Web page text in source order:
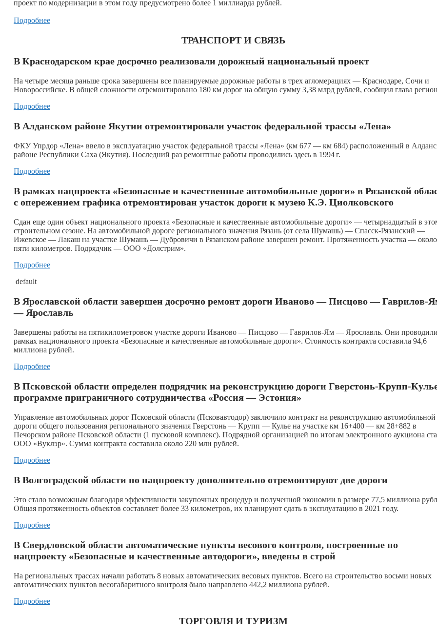
проект по модернизации в этом году предусмотрено более 1 миллиарда рублей.
Подробнее
ТРАНСПОРТ И СВЯЗЬ
В Краснодарском крае досрочно реализовали дорожный национальный проект
На четыре месяца раньше срока завершены все планируемые дорожные работы в трех агломерациях — Краснодаре, Сочи и
Новороссийске. В общей сложности отремонтировано 180 км дорог на общую сумму 3,38 млрд рублей, сообщил глава
Подробнее
В Алданском районе Якутии отремонтировали участок федеральной трассы «Лена»
ФКУ Упрдор «Лена» ввело в эксплуатацию участок федеральной трассы «Лена» (км 677 — км 684) расположенный в
районе Республики Саха (Якутия). Последний раз ремонтные работы проводились здесь в 1994 г.
Подробнее
В рамках нацпроекта «Безопасные и качественные автомобильные дороги» в Рязанской
с опережением графика отремонтирован участок дороги к музею К.Э. Циолковского
Сдан еще один объект национального проекта «Безопасные и качественные автомобильные дороги» — четырнадцатый в
строительном сезоне. На автомобильной дороге регионального значения Рязань (от села Шумашь) — Спасск-Рязанский —
Ижевское — Лакаш на участке Шумашь — Дубровичи в Рязанском районе завершен ремонт. Протяженность участка — около
пяти километров. Подрядчик — ООО «Долстрим».
Подробнее
default
В Ярославской области завершен досрочно ремонт дороги Иваново — Писцово — Гаврилов-
— Ярославль
​Завершены работы на пятикилометровом участке дороги Иваново — Писцово — Гаврилов-Ям — Ярославль. Они
рамках национального проекта «Безопасные и качественные автомобильные дороги». Стоимость контракта составила 94,6
миллиона рублей.
Подробнее
В Псковской области определен подрядчик на реконструкцию дороги Гверстонь-Крупп-
программе приграничного сотрудничества «Россия — Эстония»
Управление автомобильных дорог Псковской области (Псковавтодор) заключило контракт на реконструкцию автомобильной
дороги общего пользования регионального значения Гверстонь — Крупп — Кулье на участке км 16+400 — км 28+882 в
Печорском районе Псковской области (1 пусковой комплекс). Подрядной организацией по итогам электронного аукциона
ООО «Вуклэр». Сумма контракта составила около 220 млн рублей.
Подробнее
В Волгоградской области по нацпроекту дополнительно отремонтируют две дороги
Это стало возможным благодаря эффективности закупочных процедур и полученной экономии в размере 77,5 миллиона
Общая протяженность объектов составляет более 33 километров, их планируют сдать в эксплуатацию в 2021 году.
Подробнее
В Свердловской области автоматические пункты весового контроля, построенные по
нацпроекту «Безопасные и качественные автодороги», введены в строй
На региональных трассах начали работать 8 новых автоматических весовых пунктов. Всего на строительство восьми новых
автоматических пунктов весогабаритного контроля было направлено 442,2 миллиона рублей.
Подробнее
ТОРГОВЛЯ И ТУРИЗМ